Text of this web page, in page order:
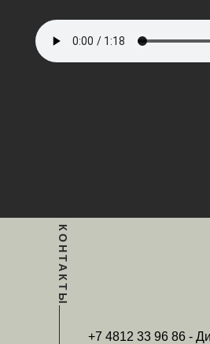
КОНТАКТЫ
+7 4812 33 96 86 -